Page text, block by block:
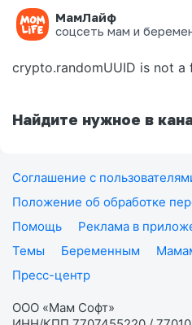
МамЛайф
соцсеть мам и
Ошибка на
crypto.randomUUID is not a
Найдите нужное в
Соглашение с
Положение об обработке
Помощь
Реклама в
Темы
Беременным
Пресс-центр
ООО «Мам Софт»